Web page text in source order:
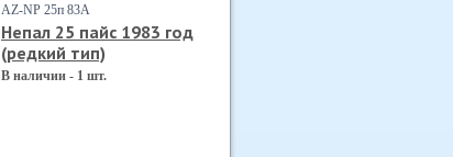
AZ-NP 25п 83А
Непал 25 пайс 1983 год
(редкий тип)
В наличии - 1 шт.